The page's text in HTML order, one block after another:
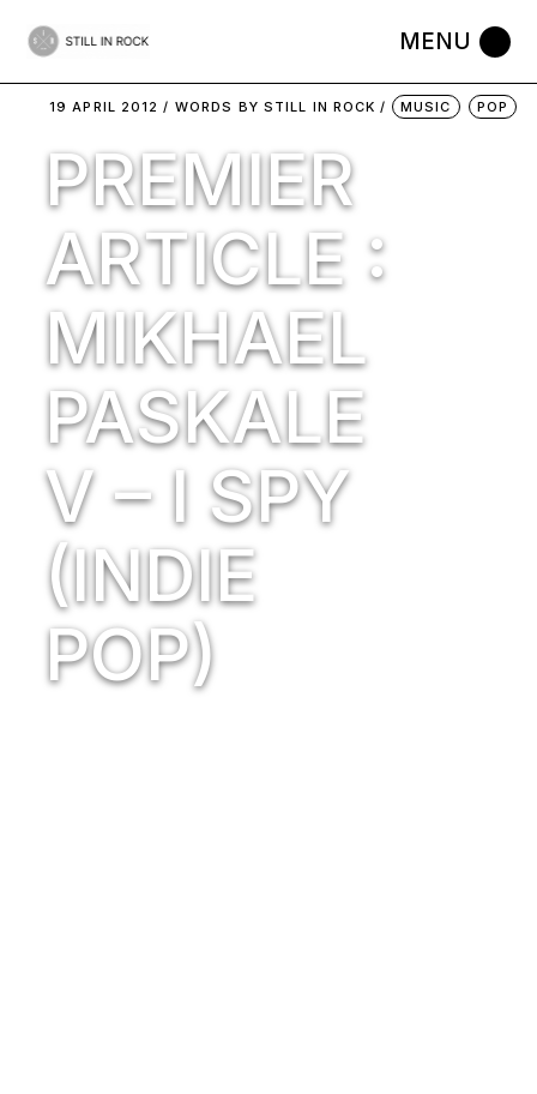
the
19 APRIL 2012 WORDS BY STILL IN ROCK MUSIC POP
PREMIER
ARTICLE :
MIKHAEL
PASKALE
V – I SPY
(INDIE
POP)